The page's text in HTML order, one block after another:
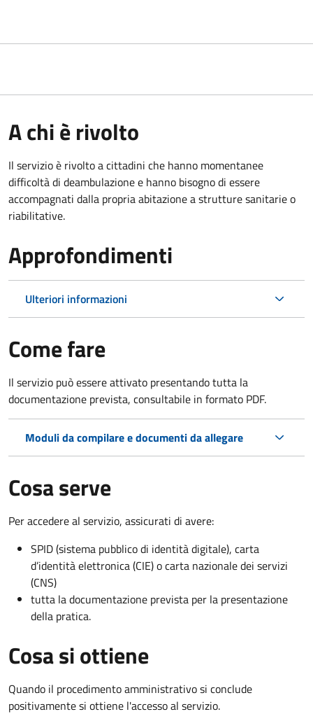
A chi è rivolto
Il servizio è rivolto a cittadini che hanno momentanee
difficoltà di deambulazione e hanno bisogno di essere
accompagnati dalla propria abitazione a strutture sanitarie o
riabilitative.
Approfondimenti
Ulteriori informazioni
Come fare
Il servizio può essere attivato presentando tutta la
documentazione prevista, consultabile in formato PDF.
Moduli da compilare e documenti da allegare
Cosa serve
Per accedere al servizio, assicurati di avere:
SPID (sistema pubblico di identità digitale), carta
d’identità elettronica (CIE) o carta nazionale dei servizi
(CNS)
tutta la documentazione prevista per la presentazione
della pratica.
Cosa si ottiene
Quando il procedimento amministrativo si conclude
positivamente si ottiene l'accesso al servizio.